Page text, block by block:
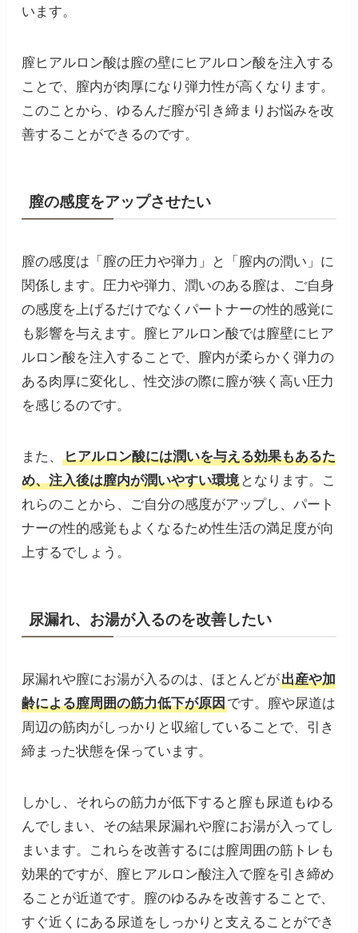
います。
膣ヒアルロン酸は膣の壁にヒアルロン酸を注入する
ことで、膣内が肉厚になり弾力性が高くなります。
このことから、ゆるんだ膣が引き締まりお悩みを改
善することができるのです。
膣の感度をアップさせたい
膣の感度は「膣の圧力や弾力」と「膣内の潤い」に
関係します。圧力や弾力、潤いのある膣は、ご自身
の感度を上げるだけでなくパートナーの性的感覚に
も影響を与えます。膣ヒアルロン酸では膣壁にヒア
ルロン酸を注入することで、膣内が柔らかく弾力の
ある肉厚に変化し、性交渉の際に膣が狭く高い圧力
を感じるのです。
また、
ヒアルロン酸には潤いを与える効果もあるた
め、注入後は膣内が潤いやすい環境となります。こ
れらのことから、ご自分の感度がアップし、パート
ナーの性的感覚もよくなるため性生活の満足度が向
上するでしょう。
尿漏れ、お湯が入るのを改善したい
尿漏れや膣にお湯が入るのは、ほとんどが出産や加
齢による膣周囲の筋力低下が原因です。膣や尿道は
周辺の筋肉がしっかりと収縮していることで、引き
締まった状態を保っています。
しかし、それらの筋力が低下すると膣も尿道もゆる
んでしまい、その結果尿漏れや膣にお湯が入ってし
まいます。これらを改善するには膣周囲の筋トレも
効果的ですが、膣ヒアルロン酸注入で膣を引き締め
ることが近道です。膣のゆるみを改善することで、
すぐ近くにある尿道をしっかりと支えることができ